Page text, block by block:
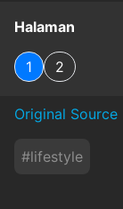
Halaman
1 2
Original Source
#lifestyle